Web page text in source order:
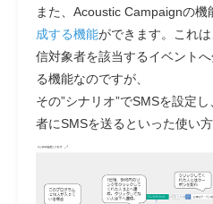
また、Acoustic Campaignの機
成する機能ができます。これ
信対象者を該当するイベント
る機能なのですが、
その”シナリオ”でSMSを設定
者にSMSを送るといった使い方